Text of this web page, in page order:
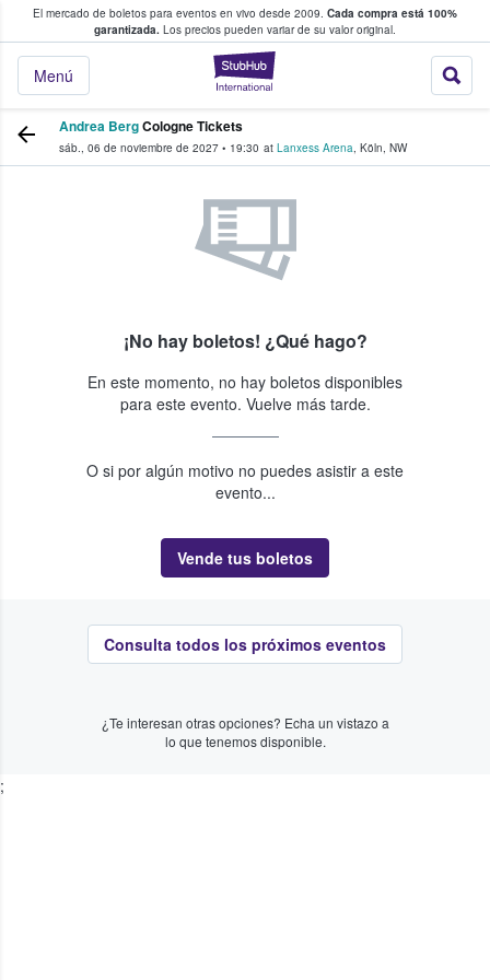
El mercado de boletos para eventos en vivo desde 2009. Cada compra está 100%
garantizada. Los precios pueden variar de su valor original.
StubHub: donde
Menú
fans compran y venden boletos
Andrea BergCologne Tickets
sáb., 06 de noviembre de 2027 • 19:30 at Lanxess Arena, Köln, NW
¡No hay boletos! ¿Qué hago?
En este momento, no hay boletos disponibles
para este evento. Vuelve más tarde.
O si por algún motivo no puedes asistir a este
evento...
Vende tus boletos
Consulta todos los próximos eventos
¿Te interesan otras opciones? Echa un vistazo a
lo que tenemos disponible.
;